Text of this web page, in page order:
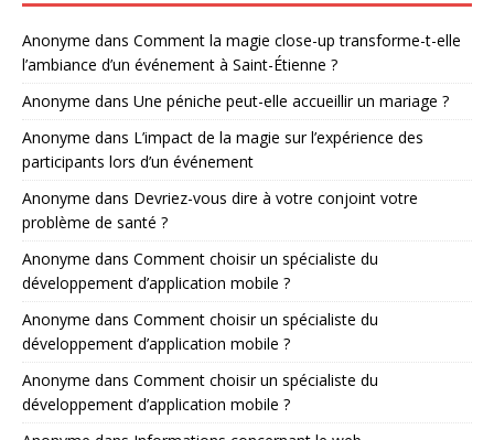
Anonyme dans Comment la magie close-up transforme-t-elle
l’ambiance d’un événement à Saint-Étienne ?
Anonyme dans Une péniche peut-elle accueillir un mariage ?
Anonyme dans L’impact de la magie sur l’expérience des
participants lors d’un événement
Anonyme dans Devriez-vous dire à votre conjoint votre
problème de santé ?
Anonyme dans Comment choisir un spécialiste du
développement d’application mobile ?
Anonyme dans Comment choisir un spécialiste du
développement d’application mobile ?
Anonyme dans Comment choisir un spécialiste du
développement d’application mobile ?